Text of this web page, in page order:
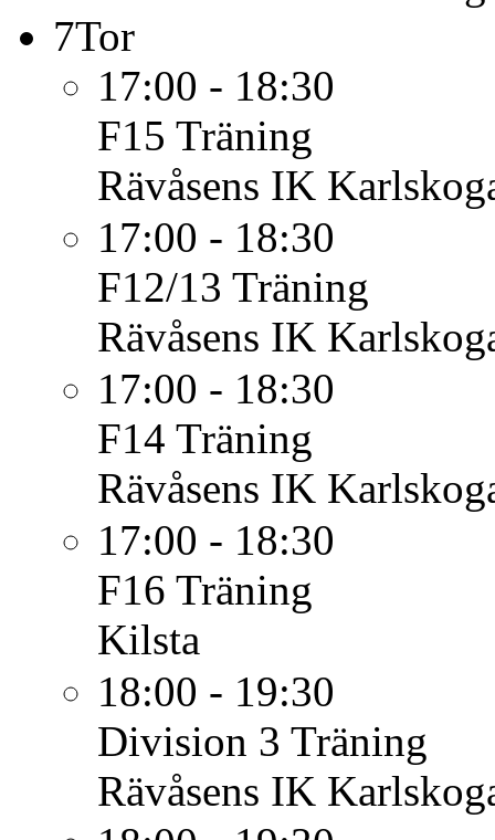
7Tor
17:00 - 18:30
F15 Träning
Rävåsens IK
17:00 - 18:30
F12/13 Träning
Rävåsens IK
17:00 - 18:30
F14 Träning
Rävåsens IK
17:00 - 18:30
F16 Träning
Kilsta
18:00 - 19:30
Division 3 Träning
Rävåsens IK